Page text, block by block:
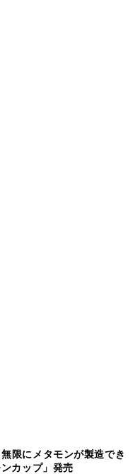
無限にメタモンが製造でき
カップ」発売